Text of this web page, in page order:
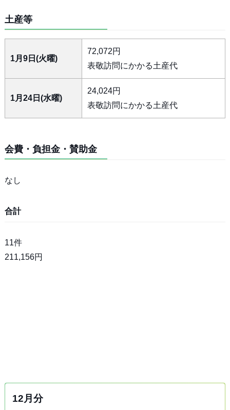
土産等
1月9日(火曜)
72,072円
表敬訪問にかかる土産代
1月24日(水曜)
24,024円
表敬訪問にかかる土産代
会費・負担金・賛助金
なし
合計
11件
211,156円
12月分